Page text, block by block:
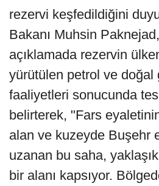
rezervi keşfedildiğini
Bakanı Muhsin Paknejad,
açıklamada rezervin
yürütülen petrol ve doğal
faaliyetleri sonucunda
belirterek, "Fars
alan ve kuzeyde Buşehr
uzanan bu saha,
bir alanı kapsıyor.